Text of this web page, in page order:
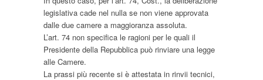
legislativa cade nel nulla se non viene approvata
dalle due camere a maggioranza assoluta.
L’art. 74 non specifica le ragioni per le quali il
Presidente della Repubblica può rinviare una legge
alle Camere.
La prassi più recente si è attestata in rinvii tecnici,